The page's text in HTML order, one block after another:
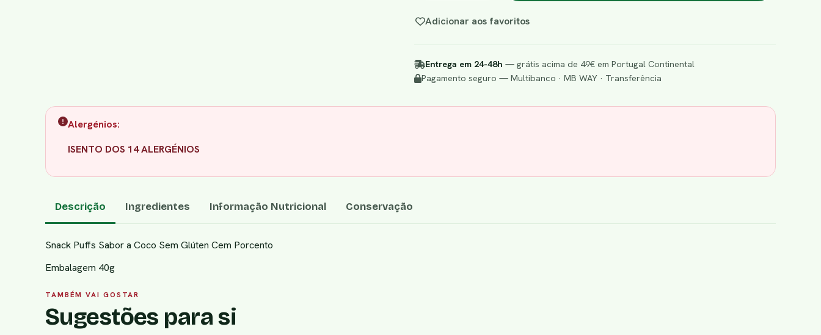
Adicionar aos favoritos
Entrega em 24-48h — grátis acima de 49€ em Portugal Continental
Pagamento seguro — Multibanco · MB WAY · Transferência
Alergénios:
ISENTO DOS 14 ALERGÉNIOS
Descrição Ingredientes Informação Nutricional Conservação
Snack Puffs Sabor a Coco Sem Glúten Cem Porcento
Embalagem 40g
TAMBÉM VAI GOSTAR
Sugestões para si